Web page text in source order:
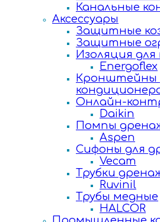
Канальные
Аксессуары
Защитные
Защитные
Изоляция для
Energoflex
Кронштейны
Онлайн-
Daikin
Помпы
Aspen
Сифоны для
Vecam
Трубки
Ruvinil
Трубы медные
HALCOR